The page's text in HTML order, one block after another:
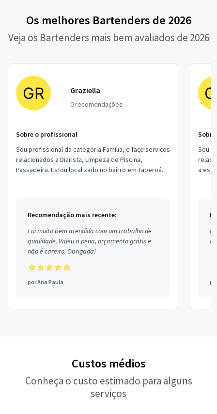
Os melhores Bartenders de 2026
Veja os Bartenders mais bem avaliados de 2026
Graziella
0 recomendações
Sobre o profissional
Sou profissional da categoria Família, e faço serviços
relacionados a Diarista, Limpeza de Piscina,
Passadeira. Estou localizado no bairro em Taperoá.
Recomendação mais recente:
Fui muito bem atendida com um trabalho de
qualidade. Valeu a pena, orçamento grátis e
não é careiro. Obrigada!
porAna Paula
Sou
a
Custos médios
Conheça o custo estimado para alguns
serviços